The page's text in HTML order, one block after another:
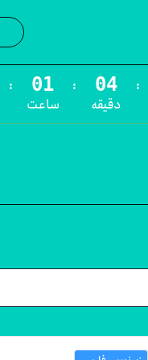
:
ساعت
:
دقیقه
: